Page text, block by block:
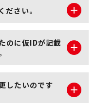
ださい。
のに仮IDが記載
されましたか？
エラーとして返信され
したいのです